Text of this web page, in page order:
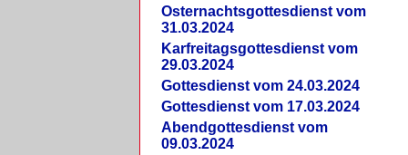
Osternachtsgottesdienst vom
31.03.2024
Karfreitagsgottesdienst vom
29.03.2024
Gottesdienst vom 24.03.2024
Gottesdienst vom 17.03.2024
Abendgottesdienst vom
09.03.2024